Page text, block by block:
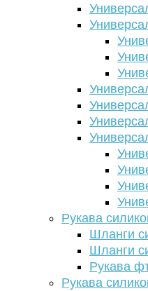
Рукава
Шланги
Шланги
Рукава
Рукава